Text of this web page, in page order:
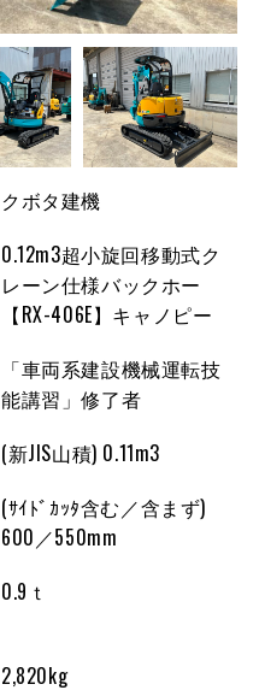
クボタ建機
0.12m3超小旋回移動式ク
レーン仕様バックホー
【RX-406E】キャノピー
「車両系建設機械運転技
能講習」修了者
(新JIS山積) 0.11m3
(ｻｲﾄﾞｶｯﾀ含む／含まず)
600／550mm
0.9ｔ
2,820kg